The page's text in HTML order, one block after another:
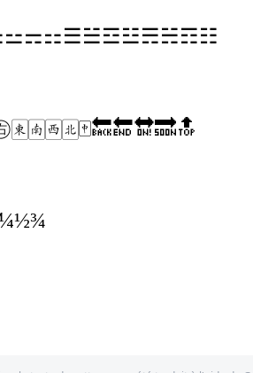
⚍⚎⚏☰☱☲☳☴☵☶☷
🀀🀁🀂🀃🀄🔙🔚🔛🔜🔝
½¾